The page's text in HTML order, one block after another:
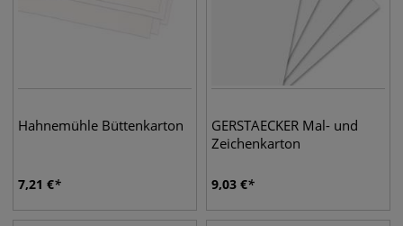
Hahnemühle Büttenkarton
7,21 €
GERSTAECKER Mal- und
Zeichenkarton
9,03 €